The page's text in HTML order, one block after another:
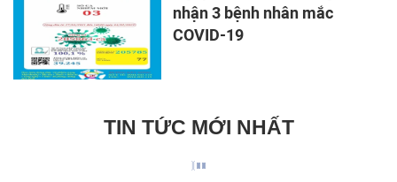
nhận 3 bệnh nhân mắc
COVID-19
TIN TỨC MỚI NHẤT